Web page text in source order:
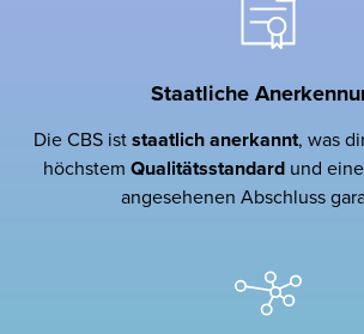
Staatliche
Die CBS ist staatlich anerkannt, was
höchstem Qualitätsstandard und
angesehenen Abschluss